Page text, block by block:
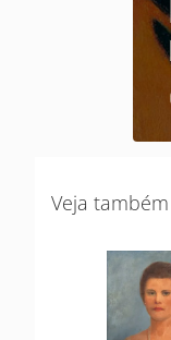
Veja também